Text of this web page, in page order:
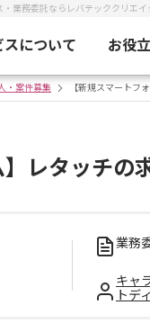
業務委託ならレバテッククリエイ
スについて お役
・案件募集 【新規スマートフ
】レタッチの
業務
キャ
トデ